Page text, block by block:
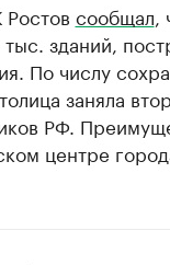
сообщал
зданий,
По числу
заняла
РФ.
центре